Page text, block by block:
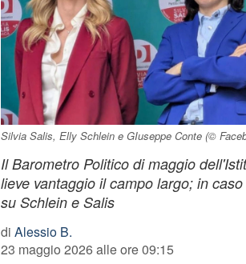
Silvia Salis, Elly Schlein e GIuseppe Conte (©
Il Barometro Politico di maggio
lieve vantaggio il campo largo; in
su Schlein e Salis
di Alessio B.
23 maggio 2026 alle ore 09:15